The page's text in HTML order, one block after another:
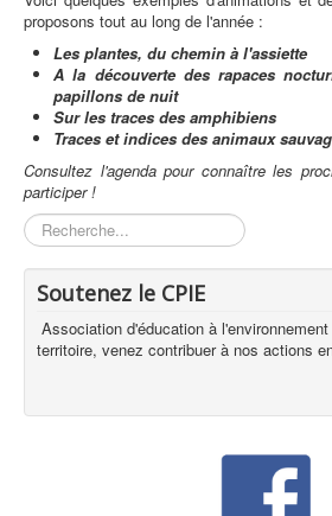
proposons tout au long de l'année :
Les plantes, du chemin à l'assiette
A la découverte des rapaces
papillons de nuit
Sur les traces des amphibiens
Traces et indices des animaux
Consultez l'agenda pour connaître les
participer !
Rechercher
Soutenez le CPIE
Association d'éducation à
territoire, venez contribuer à nos actions